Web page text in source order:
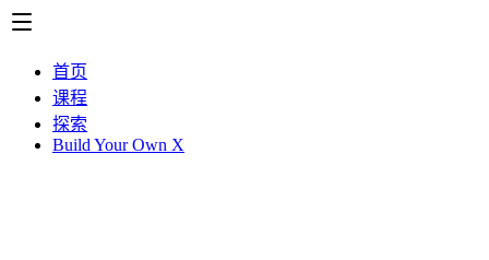
首页
课程
探索
Build Your Own X